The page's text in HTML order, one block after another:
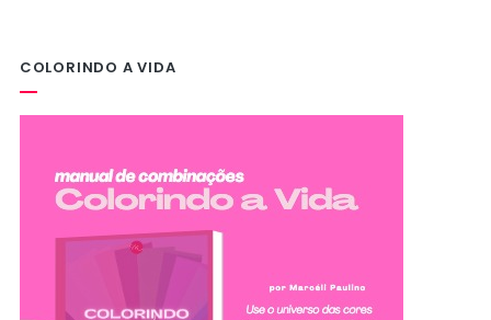
COLORINDO A VIDA